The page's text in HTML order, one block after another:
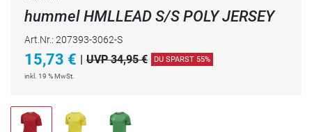
hummel HMLLEAD S/S POLY JERSEY
Art.Nr.: 207393-3062-S
15,73 € | UVP 34,95 € DU SPARST 55%
inkl. 19 % MwSt.